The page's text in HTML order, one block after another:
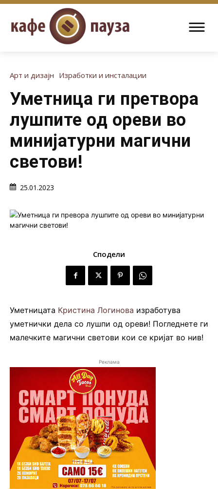
Арт и дизајн Изработки и инсталации
Уметница ги претвора
лушпите од ореви во
минијатурни магични
светови!
25.01.2023
Сподели
Уметницата Кристина Логинова изработува
уметнички дела со лушпи од ореви! Погледнете ги
малечките магични светови кои се кријат во нив!
Реклама